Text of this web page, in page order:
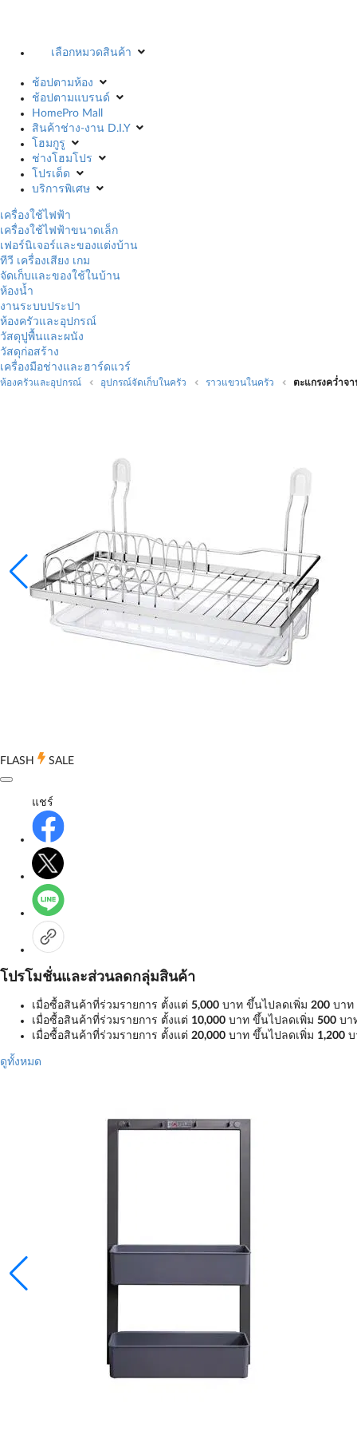
เลือกหมวดสินค้า
ช้อปตามห้อง
ช้อปตามแบรนด์
HomePro Mall
สินค้าช่าง-งาน D.I.Y
โฮมกูรู
ช่างโฮมโปร
โปรเด็ด
บริการพิเศษ
เครื่องใช้ไฟฟ้า
เครื่องใช้ไฟฟ้าขนาดเล็ก
เฟอร์นิเจอร์และของแต่งบ้าน
ทีวี เครื่องเสียง เกม
จัดเก็บและของใช้ในบ้าน
ห้องน้ำ
งานระบบประปา
ห้องครัวและอุปกรณ์
วัสดุปูพื้นและผนัง
วัสดุก่อสร้าง
เครื่องมือช่างและฮาร์ดแวร์
ห้องครัวและอุปกรณ์ อุปกรณ์จัดเก็บในครัว ราวแขวนในครัว ตะแกรงคว่ำจา
FLASH SALE
แชร์
โปรโมชั่นและส่วนลดกลุ่มสินค้า
เมื่อซื้อสินค้าที่ร่วมรายการ ตั้งแต่ 5,000 บาท ขึ้นไปลดเพิ่ม 200 บาท
เมื่อซื้อสินค้าที่ร่วมรายการ ตั้งแต่ 10,000 บาท ขึ้นไปลดเพิ่ม 500 บา
เมื่อซื้อสินค้าที่ร่วมรายการ ตั้งแต่ 20,000 บาท ขึ้นไปลดเพิ่ม 1,200 บ
ดูทั้งหมด